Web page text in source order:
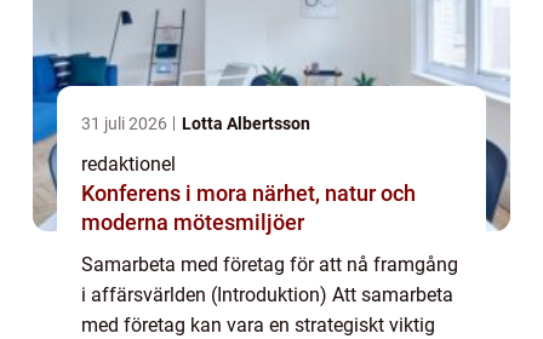
31 juli 2026 Lotta Albertsson
redaktionel
Konferens i mora närhet, natur och
moderna mötesmiljöer
Samarbeta med företag för att nå framgång
i affärsvärlden (Introduktion) Att samarbeta
med företag kan vara en strategiskt viktig